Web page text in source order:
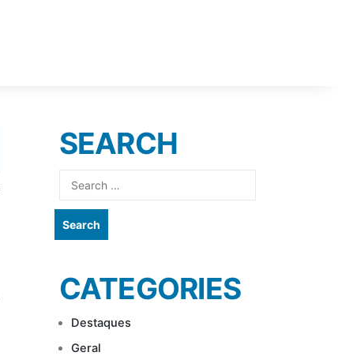
SEARCH
Search
for:
CATEGORIES
Destaques
Geral